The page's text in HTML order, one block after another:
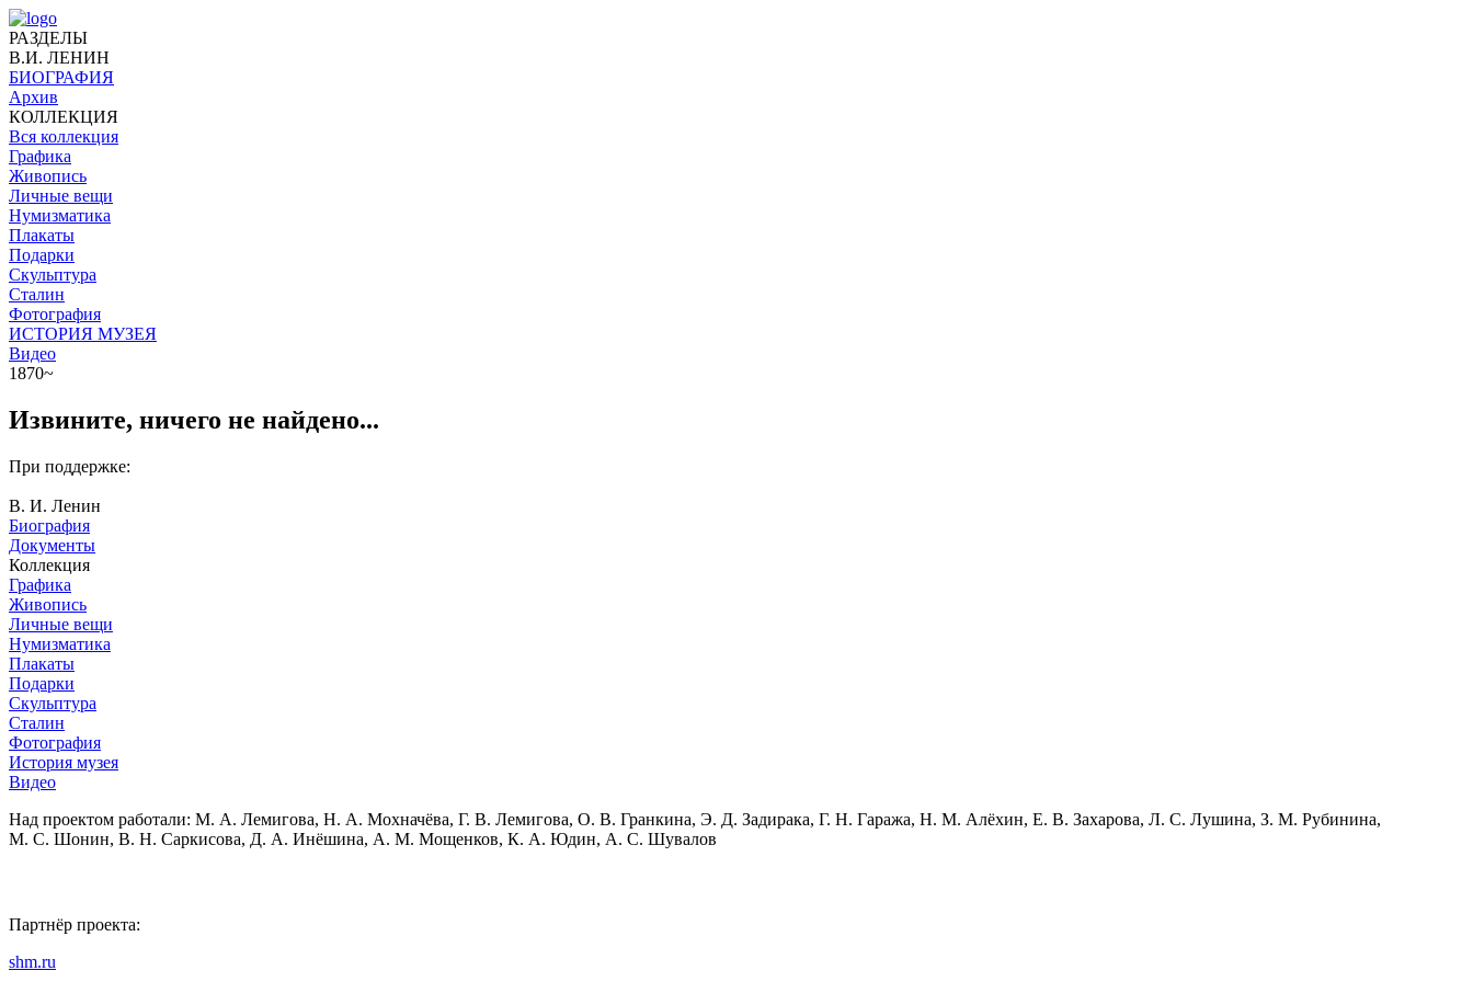
РАЗДЕЛЫ
В.И. ЛЕНИН
БИОГРАФИЯ
Архив
КОЛЛЕКЦИЯ
Вся коллекция
Графика
Живопись
Личные вещи
Нумизматика
Плакаты
Подарки
Скульптура
Сталин
Фотография
ИСТОРИЯ МУЗЕЯ
Видео
1870~
Извините, ничего не найдено...
При поддержке:
В. И. Ленин
Биография
Документы
Коллекция
Графика
Живопись
Личные вещи
Нумизматика
Плакаты
Подарки
Скульптура
Сталин
Фотография
История музея
Видео
Над проектом работали: М. А. Лемигова, Н. А. Мохначёва, Г. В. Лемигова, О. В. Гранкина, Э. Д. Задирака, Г. Н. Гаража, Н. М. Алёхин, Е. В. Захарова, Л. С. Лушина, З. М. Рубинина,
М. С. Шонин, В. Н. Саркисова, Д. А. Инёшина, А. М. Мощенков, К. А. Юдин, А. С. Шувалов
Партнёр проекта:
shm.ru